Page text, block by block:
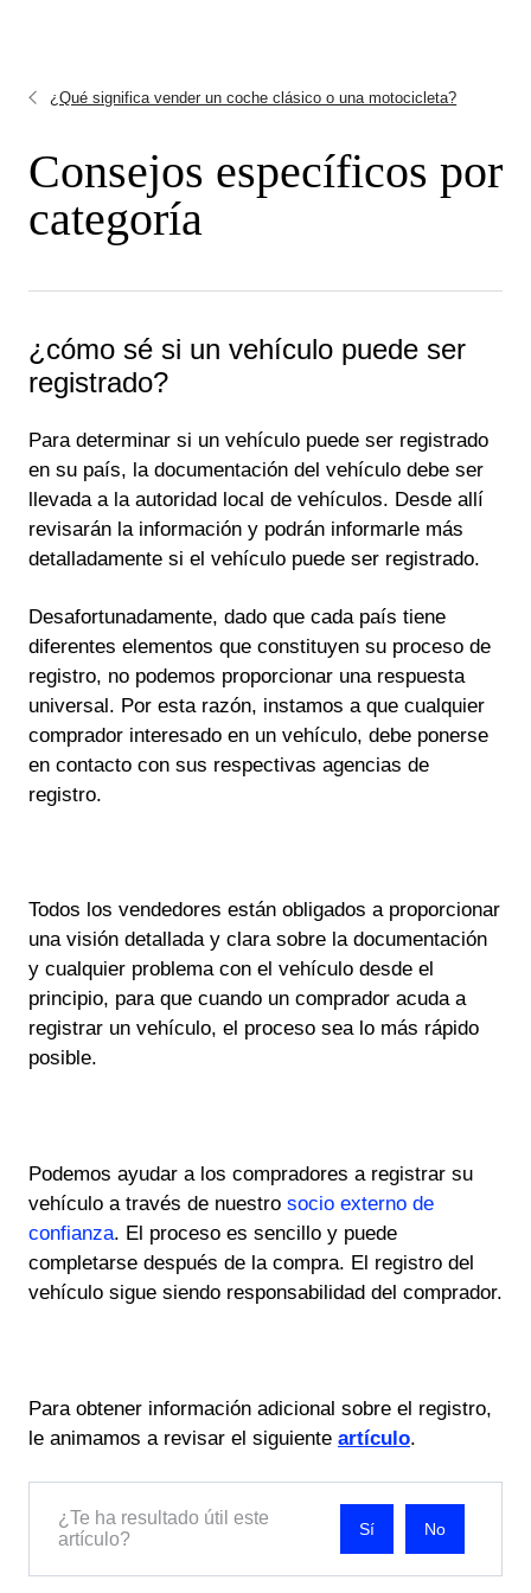
¿Qué significa vender un coche clásico o una motocicleta?
Consejos específicos por
categoría
¿cómo sé si un vehículo puede ser
registrado?
Para determinar si un vehículo puede ser registrado
en su país, la documentación del vehículo debe ser
llevada a la autoridad local de vehículos. Desde allí
revisarán la información y podrán informarle más
detalladamente si el vehículo puede ser registrado.
Desafortunadamente, dado que cada país tiene
diferentes elementos que constituyen su proceso de
registro, no podemos proporcionar una respuesta
universal. Por esta razón, instamos a que cualquier
comprador interesado en un vehículo, debe ponerse
en contacto con sus respectivas agencias de
registro.
Todos los vendedores están obligados a proporcionar
una visión detallada y clara sobre la documentación
y cualquier problema con el vehículo desde el
principio, para que cuando un comprador acuda a
registrar un vehículo, el proceso sea lo más rápido
posible.
Podemos ayudar a los compradores a registrar su
vehículo a través de nuestro socio externo de
confianza. El proceso es sencillo y puede
completarse después de la compra. El registro del
vehículo sigue siendo responsabilidad del comprador.
Para obtener información adicional sobre el registro,
le animamos a revisar el siguiente artículo.
¿Te ha resultado útil este
artículo?
No